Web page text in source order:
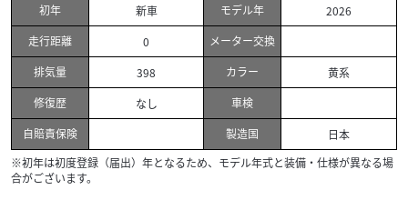
初年 新車 モデル年
2026
走行距離
0
メーター交換
排気量
398 カラー
黄系
修復歴
なし
車検
自賠責保険
製造国
日本
※初年は初度登録（届出）年となるため、モデル年式と装備・仕様が異なる場
合がございます。